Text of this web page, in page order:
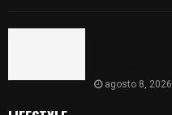
agosto 8, 2026